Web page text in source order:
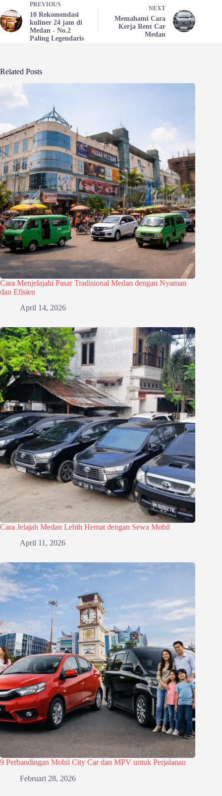
PREVIOUS
10 Rekomendasi
kuliner 24 jam di
Medan - No.2
Paling Legendaris
NEXT
Memahami Cara
Kerja Rent Car
Medan
Related Posts
Cara Menjelajahi Pasar Tradisional Medan dengan Nyaman
dan Efisien
April 14, 2026
Cara Jelajah Medan Lebih Hemat dengan Sewa Mobil
April 11, 2026
9 Perbandingan Mobil City Car dan MPV untuk Perjalanan
Februari 28, 2026